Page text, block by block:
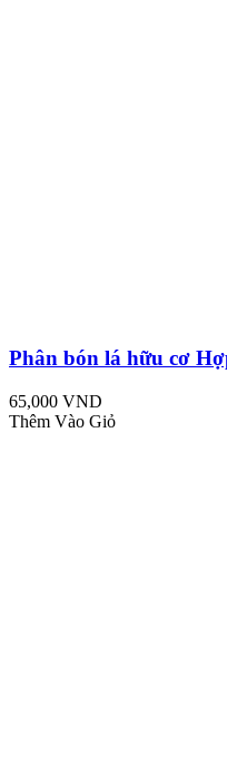
Phân bón lá hữu cơ
65,000 VND
Thêm Vào Giỏ